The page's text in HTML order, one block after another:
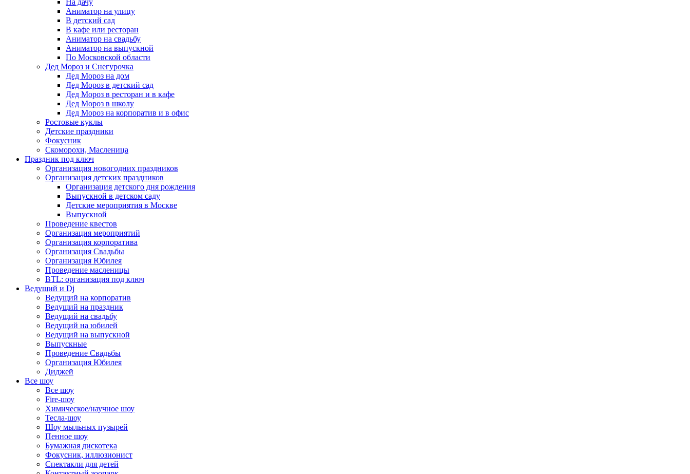
На дачу
Аниматор на улицу
В детский сад
В кафе или ресторан
Аниматор на свадьбу
Аниматор на выпускной
По Московской области
Дед Мороз и Снегурочка
Дед Мороз на дом
Дед Мороз в детский сад
Дед Мороз в ресторан и в кафе
Дед Мороз в школу
Дед Мороз на корпоратив и в офис
Ростовые куклы
Детские праздники
Фокусник
Скоморохи, Масленица
Праздник под ключ
Организация новогодних праздников
Организация детских праздников
Организация детского дня рождения
Выпускной в детском саду
Детские мероприятия в Москве
Выпускной
Проведение квестов
Организация мероприятий
Организация корпоратива
Организация Свадьбы
Организация Юбилея
Проведение масленицы
BTL: организация под ключ
Ведущий и Dj
Ведущий на корпоратив
Ведущий на праздник
Ведущий на свадьбу
Ведущий на юбилей
Ведущий на выпускной
Выпускные
Проведение Свадьбы
Организация Юбилея
Диджей
Все шоу
Все шоу
Fire-шоу
Химическое/научное шоу
Тесла-шоу
Шоу мыльных пузырей
Пенное шоу
Бумажная дискотека
Фокусник, иллюзионист
Спектакли для детей